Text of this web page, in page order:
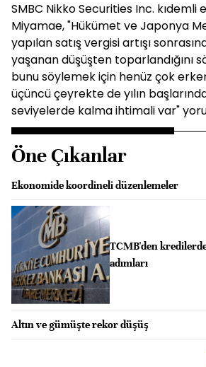
SMBC Nikko Securities Inc. kıdemli
Miyamae, "Hükümet ve Japonya
yapılan satış vergisi artışı
yaşanan düşüşten toparlandığını
bunu söylemek için henüz çok
üçüncü çeyrekte de yılın
seviyelerde kalma ihtimali var"
Öne Çıkanlar
Ekonomide koordineli düzenlemeler
TCMB'den
adımları
Altın ve gümüşte rekor düşüş